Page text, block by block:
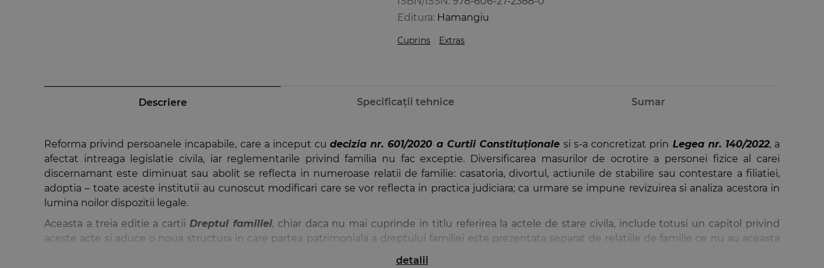
Editura: Hamangiu
Cuprins Extras
Descriere Specificații tehnice Sumar
Reforma privind persoanele incapabile, care a inceput cudecizia nr. 601/2020 a Curtii Constituționalesi s-a concretizat prin Legea nr. 140/2022, a
afectat intreaga legislatie civila, iar reglementarile privind familia nu fac exceptie. Diversificarea masurilor de ocrotire a personei fizice al carei
discernamant este diminuat sau abolit se reflecta in numeroase relatii de familie: casatoria, divortul, actiunile de stabilire sau contestare a filiatiei,
adoptia – toate aceste institutii au cunoscut modificari care se vor reflecta in practica judiciara; ca urmare se impune revizuirea si analiza acestora in
lumina noilor dispozitii legale.
Aceasta a treia editie a cartiiDreptul familiei, chiar daca nu mai cuprinde in titlu referirea la actele de stare civila, include totusi un capitol privind
aceste acte si aduce o noua structura in care partea patrimoniala a dreptului familiei este prezentata separat de relatiile de familie ce nu au aceasta
detalii